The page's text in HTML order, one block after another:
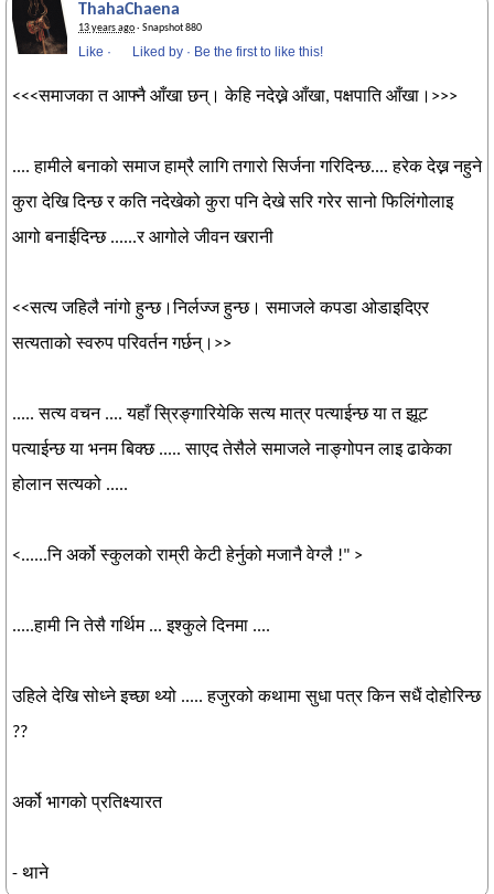
ThahaChaena
13 years ago· Snapshot 880
Like · Liked by · Be the first to like this!
<<<समाजका त आफ्नै आँखा छन्। केहि नदेख्ने आँखा, पक्षपाति आँखा।>>>
.... हामीले बनाको समाज हाम्रै लागि तगारो सिर्जना गरिदिन्छ.... हरेक देख्न नहुने
कुरा देखि दिन्छ र कति नदेखेको कुरा पनि देखे सरि गरेर सानो फिलिंगोलाइ
आगो बनाईदिन्छ ......र आगोले जीवन खरानी
<<सत्य जहिलै नांगो हुन्छ।निर्लज्ज हुन्छ। समाजले कपडा ओडाइदिएर
सत्यताको स्वरुप परिवर्तन गर्छन्।>>
..... सत्य वचन .... यहाँ स्रिङ्गारियेकि सत्य मात्र पत्याईन्छ या त झूट
पत्याईन्छ या भनम बिक्छ ..... साएद तेसैले समाजले नाङ्गोपन लाइ ढाकेका
होलान सत्यको .....
<......नि अर्को स्कुलको राम्री केटी हेर्नुको मजानै वेग्लै !" >
.....हामी नि तेसै गर्थिम ... इश्कुले दिनमा ....
उहिले देखि सोध्ने इच्छा थ्यो ..... हजुरको कथामा सुधा पत्र किन सधैं दोहोरिन्छ
??
अर्को भागको प्रतिक्ष्यारत
- थाने